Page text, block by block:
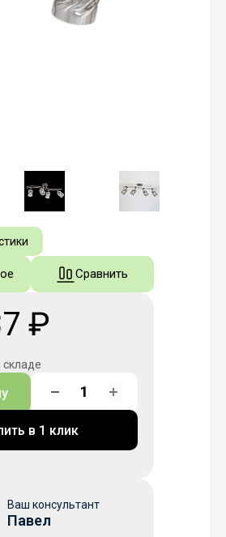
Ваш консультант
Павел
Сравнить
₽
складе
в 1 клик